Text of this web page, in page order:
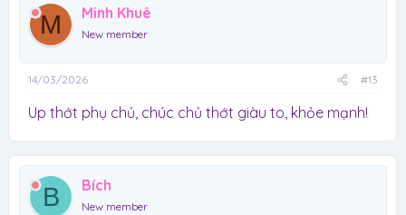
M Minh Khuê
New member
14/03/2026 #13
Up thớt phụ chủ, chúc chủ thớt giàu to, khỏe mạnh!
B Bích
New member